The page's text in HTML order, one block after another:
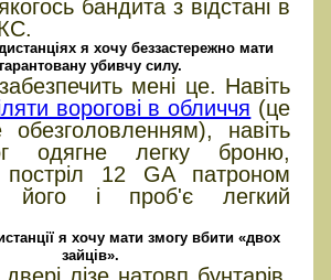
бандита з відстані в
я хочу беззастережно мати
гарантовану убивчу силу.
мені це. Навіть
ворогові в обличчя (це
навіть
одягне легку броню,
постріл 12 GA патроном
його і проб'є легкий
я хочу мати змогу вбити «двох
зайців».